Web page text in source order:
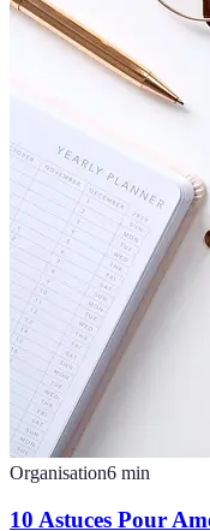
Organisation6 min
10 Astuces Pour